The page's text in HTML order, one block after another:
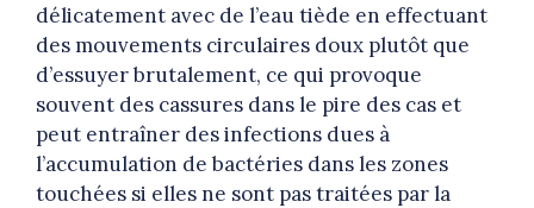
délicatement avec de l’eau tiède en effectuant
des mouvements circulaires doux plutôt que
d’essuyer brutalement, ce qui provoque
souvent des cassures dans le pire des cas et
peut entraîner des infections dues à
l’accumulation de bactéries dans les zones
touchées si elles ne sont pas traitées par la